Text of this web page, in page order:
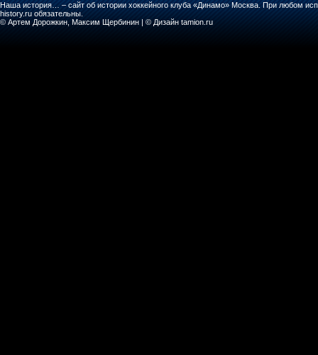
Наша история… – сайт об истории хоккейного клуба «Динамо» Москва. При любом
history.ru обязательны.
© Артем Дорожкин, Максим Щербинин | © Дизайн tamion.ru